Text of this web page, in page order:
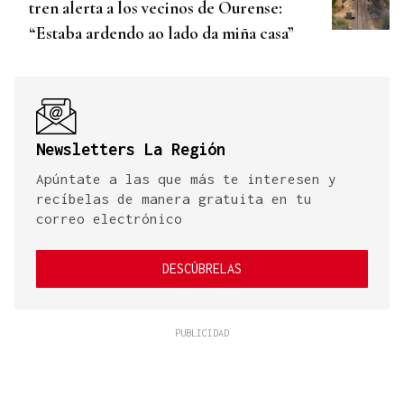
tren alerta a los vecinos de Ourense:
“Estaba ardendo ao lado da miña casa”
Newsletters La Región
Apúntate a las que más te interesen y
recíbelas de manera gratuita en tu
correo electrónico
DESCÚBRELAS